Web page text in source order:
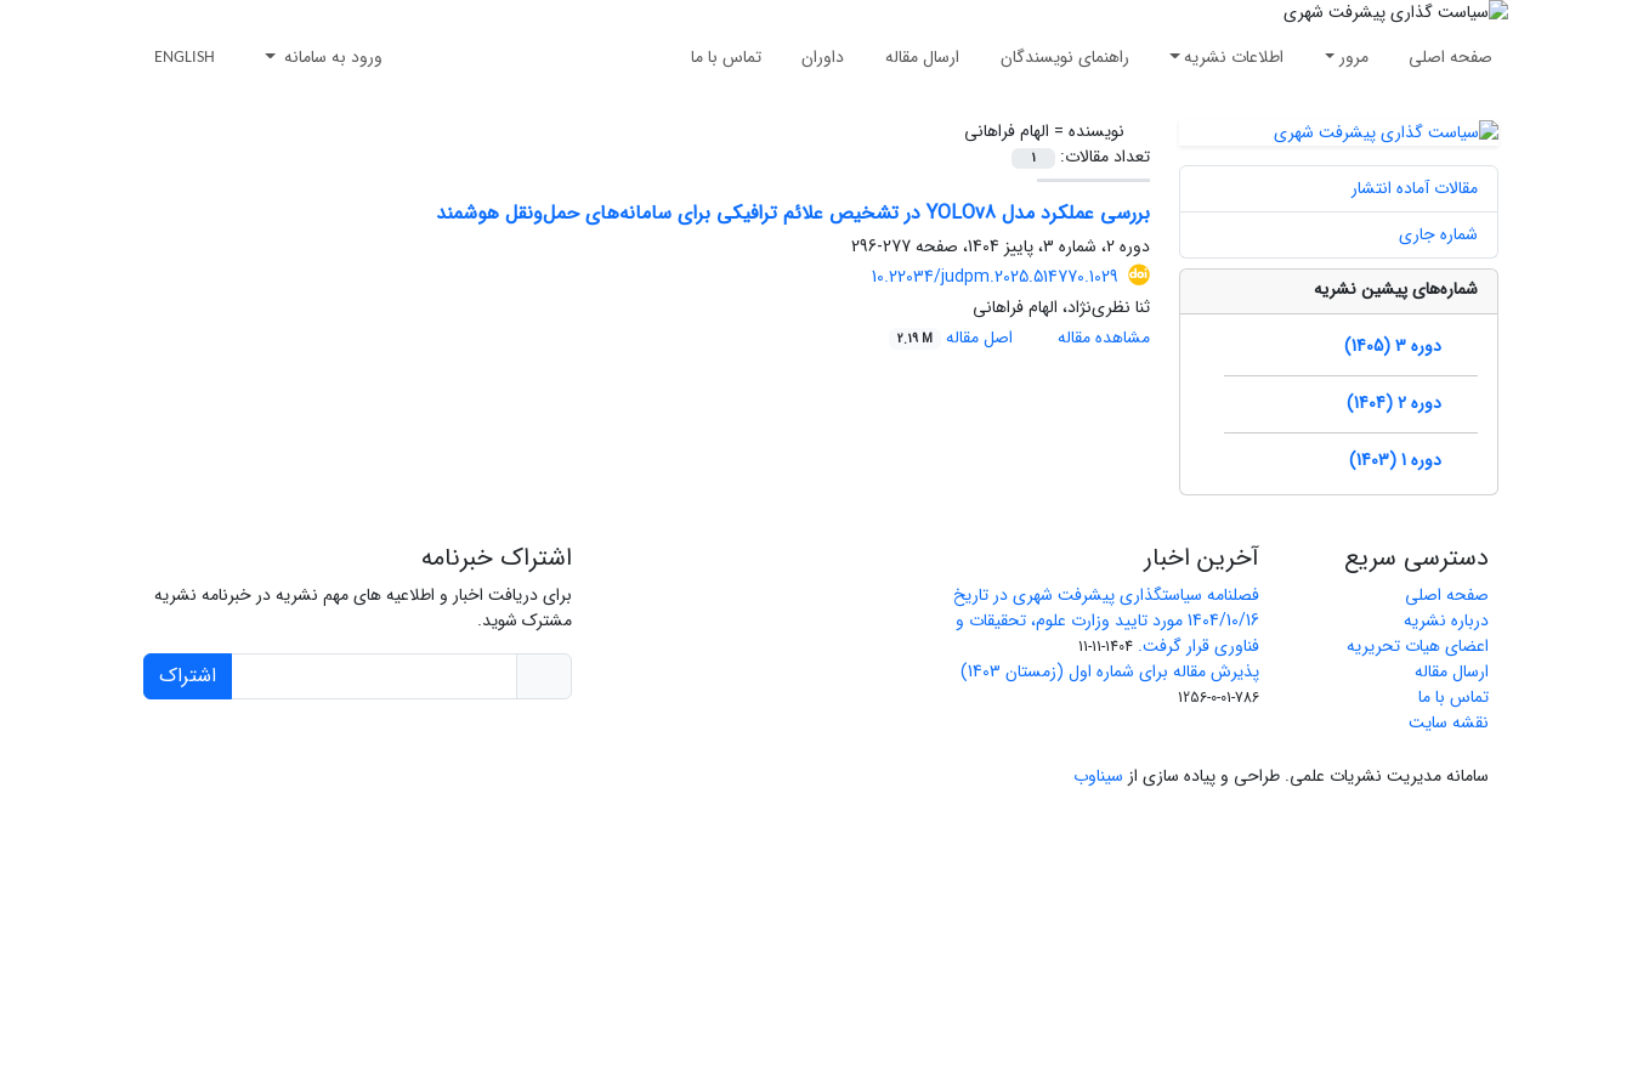
صفحه اصلی مرور اطلاعات نشریه راهنمای نویسندگان ارسال مقاله داوران تماس با ما ورود به سامانه ENGLISH
نویسنده = الهام فراهانی
تعداد مقالات:
1
بررسی عملکرد مدل YOLOv8 در تشخیص علائم ترافیکی برای سامانه‌های حمل‌ونقل هوشمند
دوره 2، شماره 3، پاییز 1404، صفحه
277-296
10.22034/judpm.2025.514770.1029
ثنا نظری‌نژاد، الهام فراهانی
مشاهده مقاله
اصل مقاله 2.19 M
مقالات آماده انتشار
شماره جاری
شماره‌های پیشین نشریه
دوره 3 (1405)
دوره 2 (1404)
دوره 1 (1403)
دسترسی سریع
صفحه اصلی
درباره نشریه
اعضای هیات تحریریه
ارسال مقاله
تماس با ما
نقشه سایت
آخرین اخبار
فصلنامه سیاستگذاری پیشرفت شهری در تاریخ
1404/10/16 مورد تایید وزارت علوم، تحقیقات و
فناوری قرار گرفت. 1404-11-11
پذیرش مقاله برای شماره اول (زمستان 1403)
786-01-0-1256
اشتراک خبرنامه
برای دریافت اخبار و اطلاعیه های مهم نشریه در خبرنامه نشریه
مشترک شوید.
اشتراک
سامانه مدیریت نشریات علمی. طراحی و پیاده سازی از سیناوب